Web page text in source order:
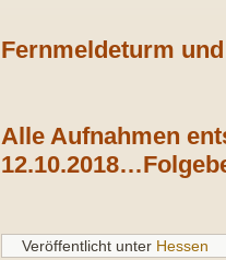
Fernmeldeturm
Alle Aufnahmen
Veröffentlicht unter Hessen